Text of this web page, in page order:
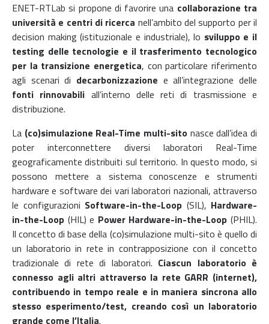
ENET-RTLab si propone di favorire una collaborazione tra
università e centri di ricerca nell’ambito del supporto per il
decision making (istituzionale e industriale), lo sviluppo e il
testing delle tecnologie e il trasferimento tecnologico
per la transizione energetica, con particolare riferimento
agli scenari di decarbonizzazione e all’integrazione delle
fonti rinnovabili all’interno delle reti di trasmissione e
distribuzione.
La (co)simulazione Real-Time multi-sito nasce dall’idea di
poter interconnettere diversi laboratori Real-Time
geograficamente distribuiti sul territorio. In questo modo, si
possono mettere a sistema conoscenze e strumenti
hardware e software dei vari laboratori nazionali, attraverso
le configurazioni Software-in-the-Loop (SIL), Hardware-
in-the-Loop (HIL) e Power Hardware-in-the-Loop (PHIL).
Il concetto di base della (co)simulazione multi-sito è quello di
un laboratorio in rete in contrapposizione con il concetto
tradizionale di rete di laboratori. Ciascun laboratorio è
connesso agli altri attraverso la rete GARR (internet),
contribuendo in tempo reale e in maniera sincrona allo
stesso esperimento/test, creando così un laboratorio
grande come l’Italia.